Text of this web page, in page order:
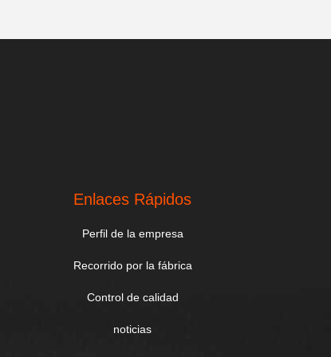
Enlaces Rápidos
Perfil de la empresa
Recorrido por la fábrica
Control de calidad
noticias